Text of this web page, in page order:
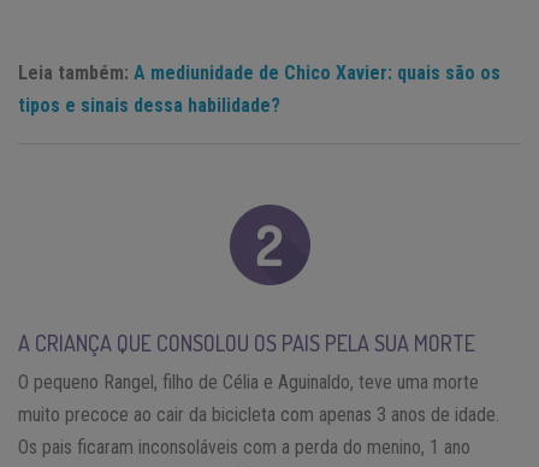
Leia também: A mediunidade de Chico Xavier: quais são os
tipos e sinais dessa habilidade?
A CRIANÇA QUE CONSOLOU OS PAIS PELA SUA MORTE
O pequeno Rangel, filho de Célia e Aguinaldo, teve uma morte
muito precoce ao cair da bicicleta com apenas 3 anos de idade.
Os pais ficaram inconsoláveis com a perda do menino, 1 ano